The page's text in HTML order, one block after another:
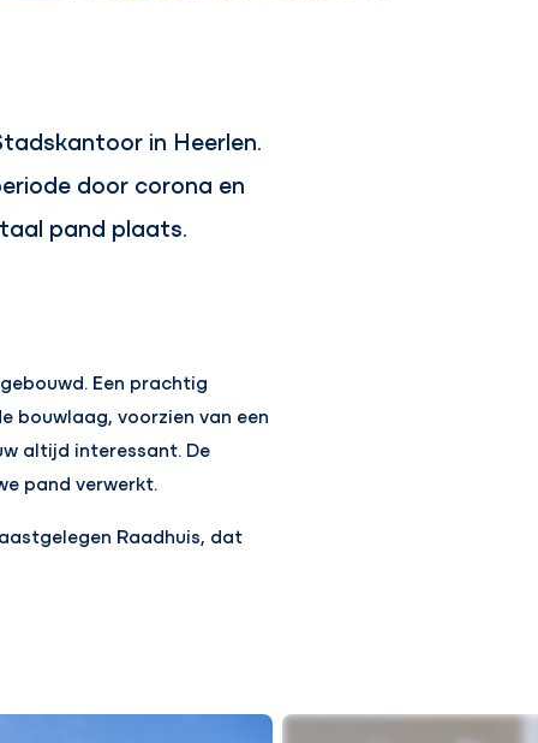
in Heerlen.
door corona en
pand plaats.
Een prachtig
bouwlaag, voorzien van een
altijd interessant. De
pand verwerkt.
Raadhuis, dat